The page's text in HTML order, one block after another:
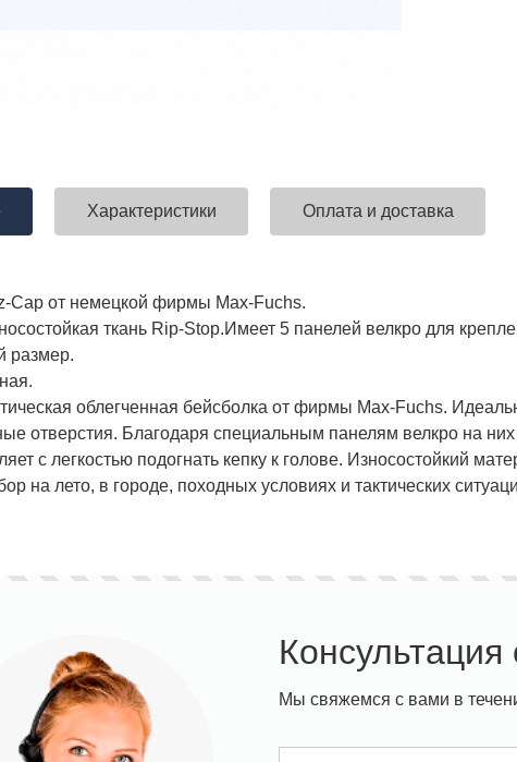
Униформа медработников
Характеристики Оплата и доставка
Cap от немецкой фирмы Max-Fuchs.
ткань Rip-Stop.Имеет 5 панелей велкро для
размер.
облегченная бейсболка от фирмы Max-Fuchs.
отверстия. Благодаря специальным панелям велкро на
с легкостью подогнать кепку к голове. Износостойкий
на лето, в городе, походных условиях и тактических
Мы свяжемся с вами в